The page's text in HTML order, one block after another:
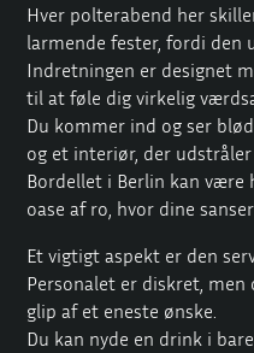
Hver polterabend her
larmende fester, fordi den
Indretningen er designet
til at føle dig virkelig
Du kommer ind og ser
og et interiør, der udstråler
Bordellet i Berlin kan være
oase af ro, hvor dine
Et vigtigt aspekt er den
Personalet er diskret,
glip af et eneste ønske.
Du kan nyde en drink i